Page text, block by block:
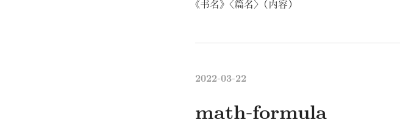
《书名》 〈篇名 〉 （ 内容 ）
2022-03-22
math-formula